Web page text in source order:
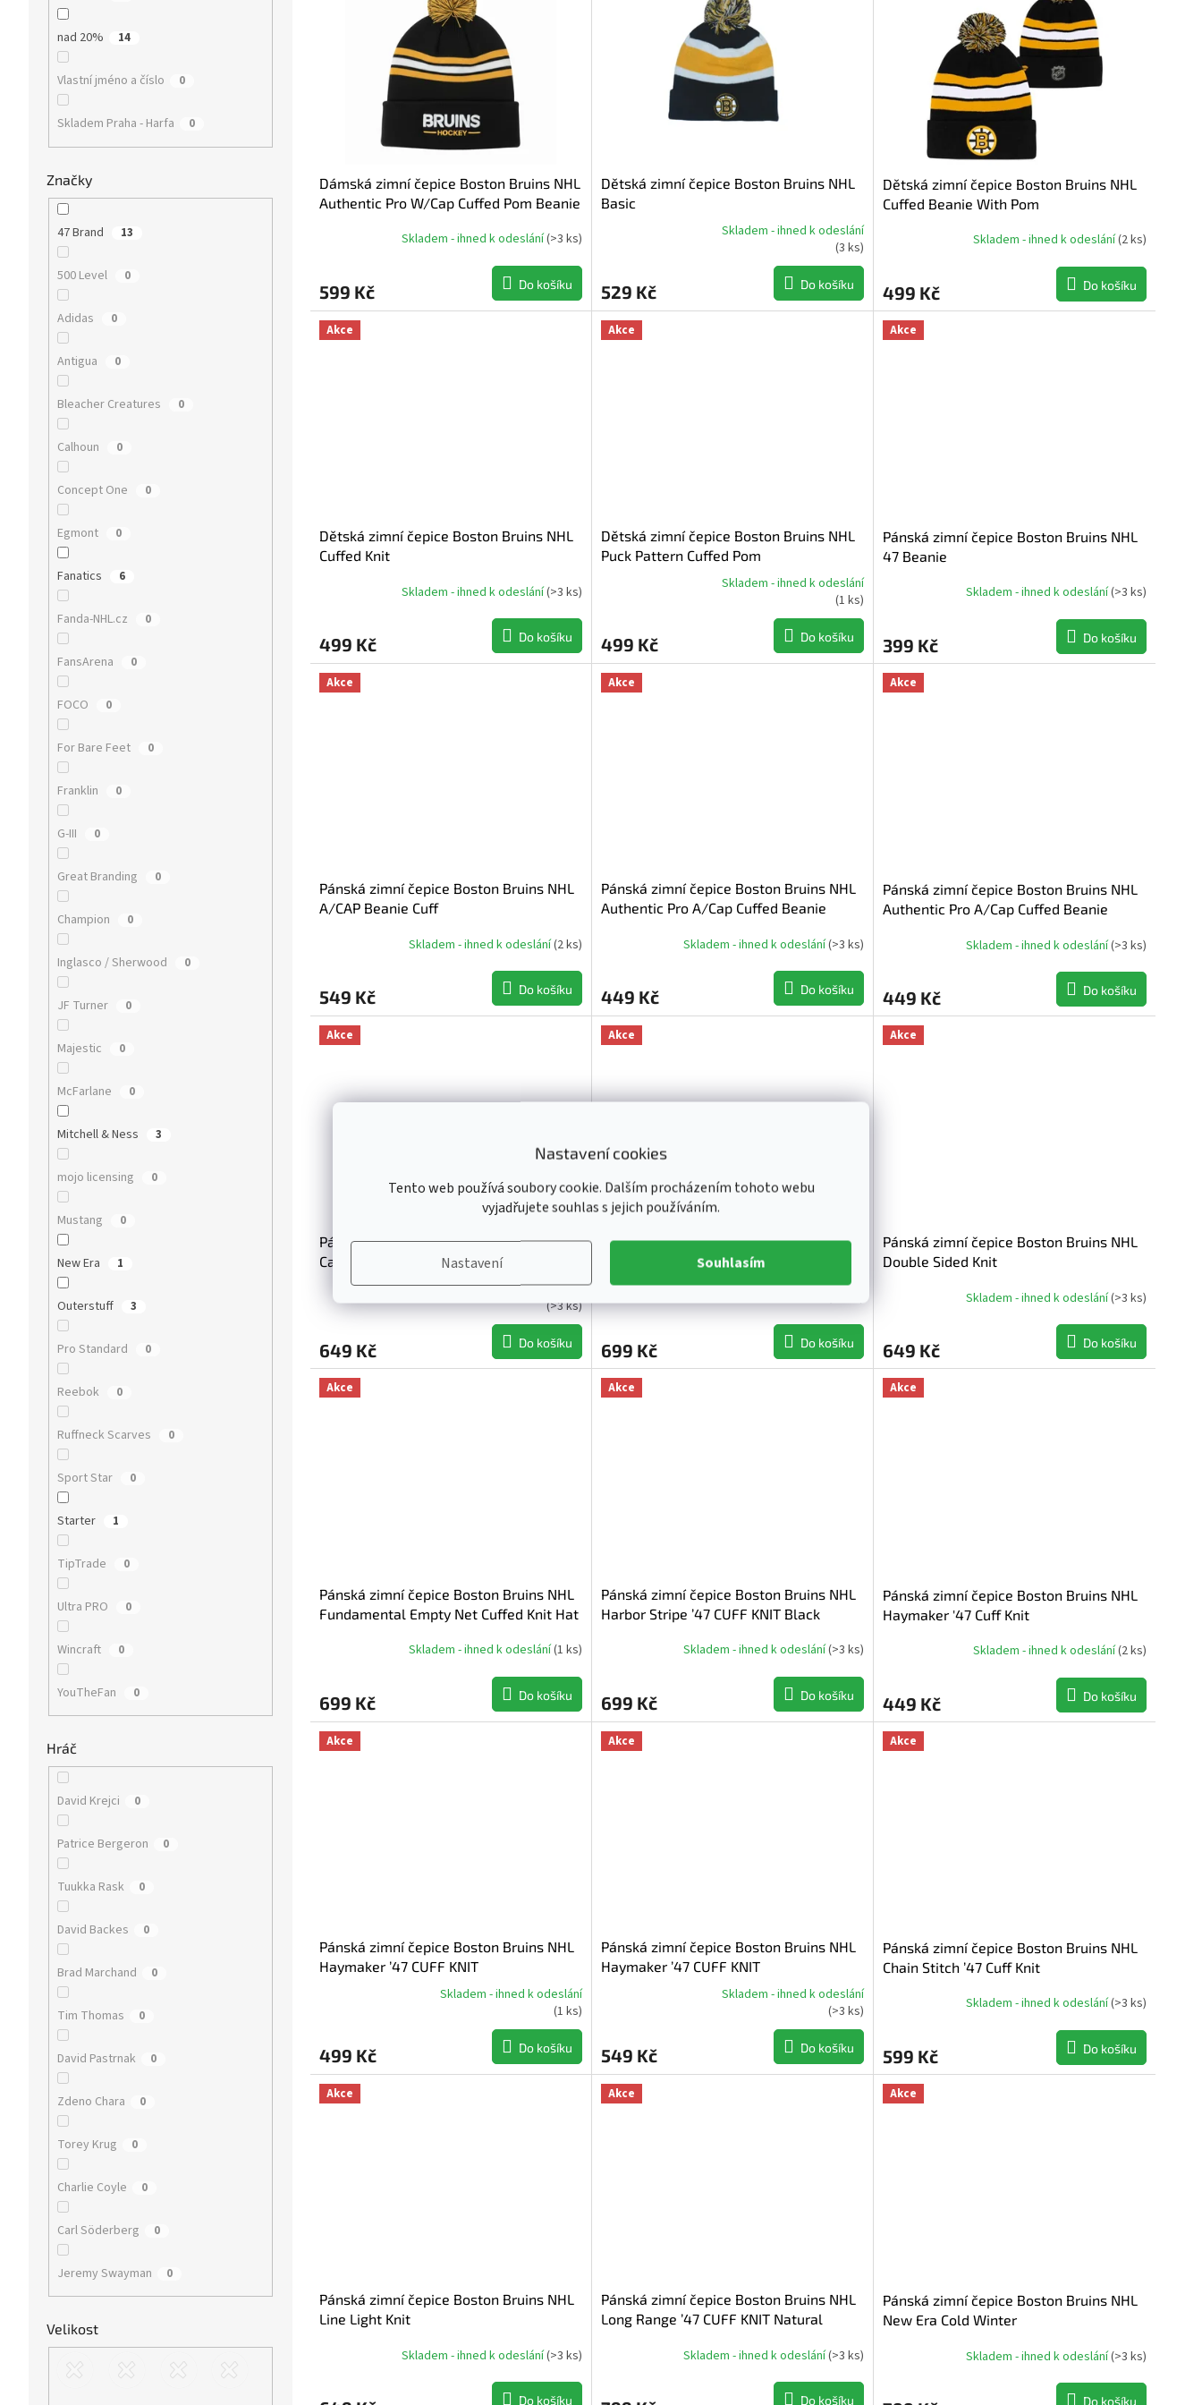
Nastavení cookies
Tento web používá soubory cookie. Dalším procházením tohoto webu
vyjadřujete souhlas s jejich používáním.
Nastavení Souhlasím
nad 20% 14
Vlastní jméno a číslo 0
Skladem Praha - Harfa 0
Značky
47 Brand 13
500 Level 0
Adidas 0
Antigua 0
Bleacher Creatures 0
Calhoun 0
Concept One 0
Egmont 0
Fanatics 6
Fanda-NHL.cz 0
FansArena 0
FOCO 0
For Bare Feet 0
Franklin 0
G-III 0
Great Branding 0
Champion 0
Inglasco / Sherwood 0
JF Turner 0
Majestic 0
McFarlane 0
Mitchell & Ness 3
mojo licensing 0
Mustang 0
New Era 1
Outerstuff 3
Pro Standard 0
Reebok 0
Ruffneck Scarves 0
Sport Star 0
Starter 1
TipTrade 0
Ultra PRO 0
Wincraft 0
YouTheFan 0
Hráč
David Krejci 0
Patrice Bergeron 0
Tuukka Rask 0
David Backes 0
Brad Marchand 0
Tim Thomas 0
David Pastrnak 0
Zdeno Chara 0
Torey Krug 0
Charlie Coyle 0
Carl Söderberg 0
Jeremy Swayman 0
Velikost
Nejprodávanější
Abecedně
Dámská zimní čepice Boston Bruins NHL
Authentic Pro W/Cap Cuffed Pom Beanie
Skladem - ihned k odeslání(>3 ks)
599 Kč Do košíku
Dětská zimní čepice Boston Bruins NHL
Basic
je
5,0
z
5
Skladem - ihned k odeslání
(3 ks)
529 Kč Do košíku
Dětská zimní čepice Boston Bruins NHL
Cuffed Beanie With Pom
Skladem - ihned k odeslání(2 ks)
499 Kč Do košíku
Akce
Dětská zimní čepice Boston Bruins NHL
Cuffed Knit
Skladem - ihned k odeslání(>3 ks)
499 Kč Do košíku
Akce
Dětská zimní čepice Boston Bruins NHL
Puck Pattern Cuffed Pom
je
5,0
5
Skladem - ihned k odeslání
(1 ks)
499 Kč Do košíku
Akce
Pánská zimní čepice Boston Bruins NHL
47 Beanie
Skladem - ihned k odeslání(>3 ks)
399 Kč Do košíku
Akce
Pánská zimní čepice Boston Bruins NHL
A/CAP Beanie Cuff
Skladem - ihned k odeslání(2 ks)
549 Kč Do košíku
Akce
Pánská zimní čepice Boston Bruins NHL
Authentic Pro A/Cap Cuffed Beanie
Skladem - ihned k odeslání(>3 ks)
449 Kč Do košíku
Akce
Pánská zimní čepice Boston Bruins NHL
Authentic Pro A/Cap Cuffed Beanie
Skladem - ihned k odeslání(>3 ks)
449 Kč Do košíku
Akce
Pánská zimní čepice Boston Bruins NHL
Cascade ’47 Cuff Knit
Průměrné
hodnocení
je
5,0
5
Skladem - ihned k odeslání
(>3 ks)
649 Kč Do košíku
Akce
Pánská zimní čepice Boston Bruins NHL
Clubhouse Jennings ’47 Cuff Knit
699 Kč Do košíku
Akce
Pánská zimní čepice Boston Bruins NHL
Double Sided Knit
Skladem - ihned k odeslání(>3 ks)
649 Kč Do košíku
Akce
Pánská zimní čepice Boston Bruins NHL
Fundamental Empty Net Cuffed Knit Hat
Skladem - ihned k odeslání(1 ks)
699 Kč Do košíku
Akce
Pánská zimní čepice Boston Bruins NHL
Harbor Stripe ’47 CUFF KNIT Black
Skladem - ihned k odeslání(>3 ks)
699 Kč Do košíku
Akce
Pánská zimní čepice Boston Bruins NHL
Haymaker '47 Cuff Knit
Skladem - ihned k odeslání(2 ks)
449 Kč Do košíku
Akce
Pánská zimní čepice Boston Bruins NHL
Haymaker ’47 CUFF KNIT
je
5,0
5
Skladem - ihned k odeslání
(1 ks)
499 Kč Do košíku
Akce
Pánská zimní čepice Boston Bruins NHL
Haymaker ’47 CUFF KNIT
je
5,0
5
Skladem - ihned k odeslání
(>3 ks)
549 Kč Do košíku
Akce
Pánská zimní čepice Boston Bruins NHL
Chain Stitch ’47 Cuff Knit
Skladem - ihned k odeslání(>3 ks)
599 Kč Do košíku
Akce
Pánská zimní čepice Boston Bruins NHL
Line Light Knit
Skladem - ihned k odeslání(>3 ks)
Do košíku
Akce
Pánská zimní čepice Boston Bruins NHL
Long Range ’47 CUFF KNIT Natural
Skladem - ihned k odeslání(>3 ks)
Do košíku
Akce
Pánská zimní čepice Boston Bruins NHL
New Era Cold Winter
Skladem - ihned k odeslání(>3 ks)
Do košíku